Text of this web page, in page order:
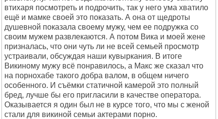
втихаря посмотреть и подрочить, так у него ума хватило
ещё и мамке своей это показать. А она от щедроты
душевной показала своему мужу, чем ее подружка со
своим мужем развлекаются. А потом Вика и моей жене
призналась, что они чуть ли не всей семьей просмотр
устраивали, обсуждая наши кувыркания. В итоге
Викиному мужу всё понравилось, а Макс же сказал что
на порнохабе такого добра валом, в общем ничего
особенного. И съёмки статичной камерой это полный
бред, лучше бы его пригласили в качестве оператора.
Оказывается я один был не в курсе того, что мы с женой
стали для викиной семьи актерами порно.